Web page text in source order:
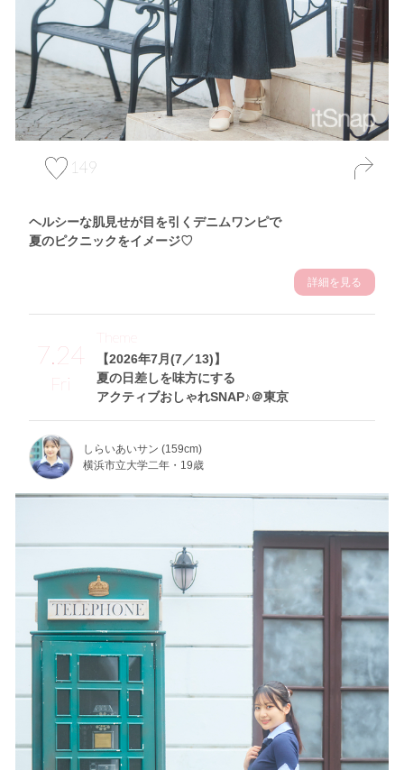
149
ヘルシーな肌見せが目を引くデニムワンピで
夏のピクニックをイメージ♡
詳細を見る
7.24
Fri
【2026年7月(7／13)】
夏の日差しを味方にする
アクティブおしゃれSNAP♪＠東京
Theme
しらいあいサン (159cm)
横浜市立大学二年・19歳